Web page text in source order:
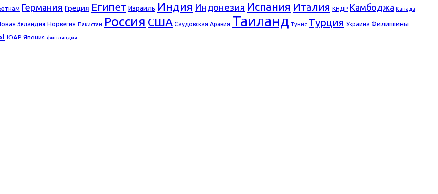
Германия Греция Египет Израиль Индия Индонезия Испания Италия КНДР Камбоджа Канада
Зеландия Норвегия Пакистан Россия США Саудовская Аравия Таиланд Тунис Турция Украина Филиппины
ЮАР Япония финляндия